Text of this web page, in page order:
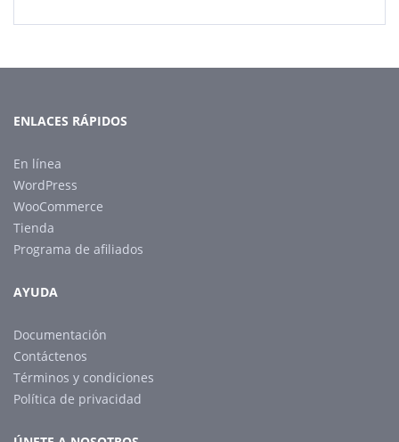
ENLACES RÁPIDOS
En línea
WordPress
WooCommerce
Tienda
Programa de afiliados
AYUDA
Documentación
Contáctenos
Términos y condiciones
Política de privacidad